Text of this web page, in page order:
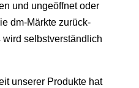
und ungeöffnet oder
dm-Märkte zurück-
selbstverständlich
unserer Produkte hat